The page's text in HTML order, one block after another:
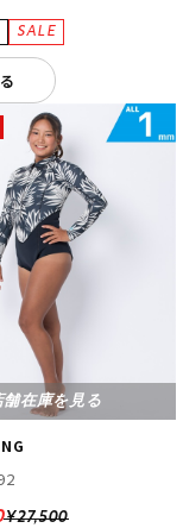
舗在庫を見る
¥27,500